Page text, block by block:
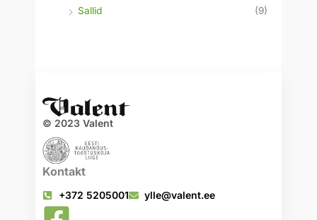
Sallid
(9)
© 2023 Valent
Kontakt
+372 5205001 ylle@valent.ee